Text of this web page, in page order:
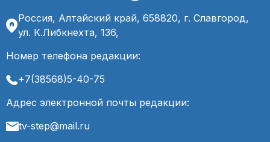
Россия, Алтайский край, 658820, г. Славгород,
ул. К.Либкнехта, 136,
Номер телефона редакции:
+7(38568)5-40-75
Адрес электронной почты редакции:
tv-step@mail.ru